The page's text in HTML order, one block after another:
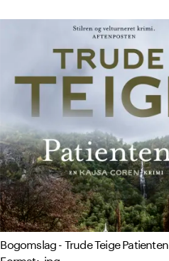
Bogomslag - Trude Teige Patienten